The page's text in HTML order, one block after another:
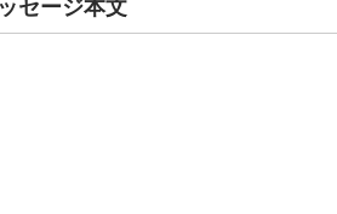
セージ本文